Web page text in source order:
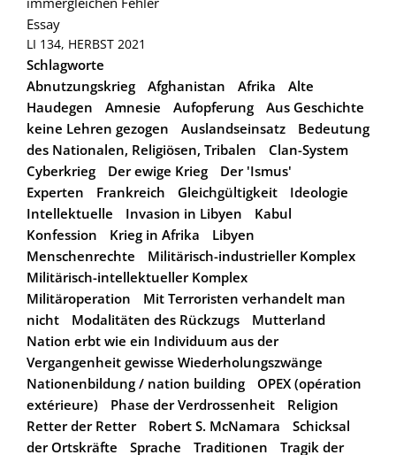
Essay
LI 134, HERBST 2021
Schlagworte
Abnutzungskrieg
Afghanistan Afrika
Alte
Haudegen
Amnesie Aufopferung
Aus Geschichte
keine Lehren gezogen
Auslandseinsatz
Bedeutung
des Nationalen, Religiösen, Tribalen
Clan-System
Cyberkrieg
Der ewige Krieg
Der 'Ismus'
Experten
Frankreich Gleichgültigkeit
Ideologie
Intellektuelle
Invasion in Libyen
Kabul
Konfession
Krieg in Afrika
Libyen
Menschenrechte
Militärisch-industrieller Komplex
Militärisch-intellektueller Komplex
Militäroperation
Mit Terroristen verhandelt man
nicht
Modalitäten des Rückzugs
Mutterland
Nation erbt wie ein Individuum aus der
Vergangenheit gewisse Wiederholungszwänge
Nationenbildung / nation building
OPEX (opération
extérieure)
Phase der Verdrossenheit
Religion
Retter der Retter
Robert S. McNamara
Schicksal
der Ortskräfte
Sprache Traditionen
Tragik der